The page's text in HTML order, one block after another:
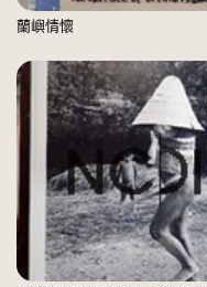
蘭嶼情懷